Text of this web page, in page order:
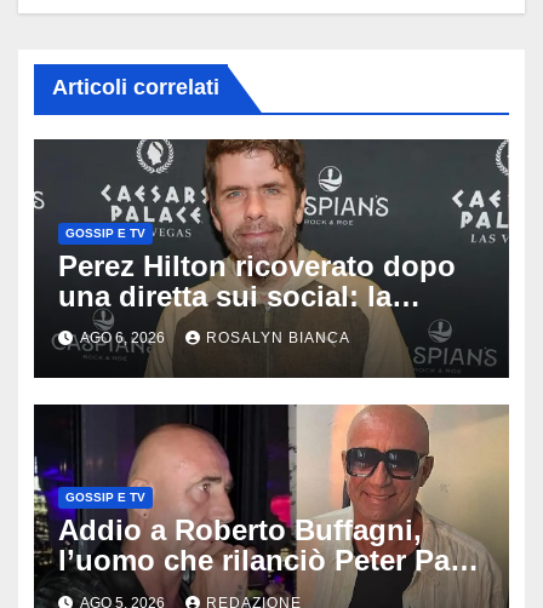
Articoli correlati
GOSSIP E TV
Perez Hilton ricoverato dopo
una diretta sui social: la
famiglia rompe il silenzio sulle
sue condizioni
AGO 6, 2026 ROSALYN BIANCA
GOSSIP E TV
Addio a Roberto Buffagni,
l’uomo che rilanciò Peter Pan
e Villa delle Rose: aveva 59
AGO 5, 2026 REDAZIONE